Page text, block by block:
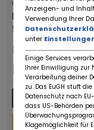
Oldtimerfarm BV
PLZ/Ort:
9880 Aalter
Dauerinserat
EUR7.950
Mehr
Anzeigen- und
Verwendung Ihrer
unter
Einige Services
Ihrer Einwilligung zur
Verarbeitung deiner
zu. Das EuGH stuft
Datenschutz nach
dass US-Behörden
Klagemöglichkeit für